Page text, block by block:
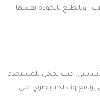
. وبالطبع بالجودة نفسها
الأساسي. حيث يمكن للمستخدم
لهذا البرنامج أن يقوم بمشاركة أو تحميل مقاطع الفيديو والصور على هاتفه بشكل سهل للغاية. كما أن برنامج Insta iq يحتوي على